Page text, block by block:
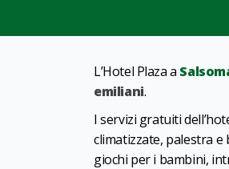
L’Hotel Plaza a
emiliani.
I servizi gratuiti
climatizzate, palestra
giochi per i bambini,